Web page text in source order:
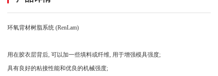
环氧背材树脂系统 (RenLam)
用在胶衣层背后, 可以加一些填料或纤维, 用于增强模具强度;
具有良好的粘接性能和优良的机械强度;